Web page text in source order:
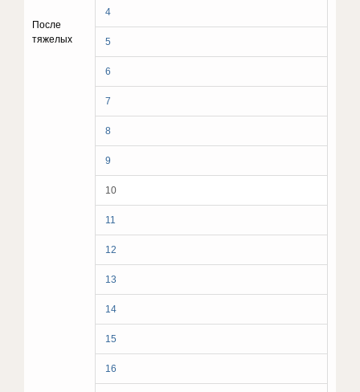
4
5
6
7
8
9
10
11
12
13
14
15
16
После
тяжелых